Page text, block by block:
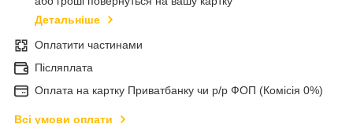
Детальніше
Оплатити частинами
Післяплата
Оплата на картку Приватбанку чи р/р ФОП (Комісія 0%)
Всі умови оплати